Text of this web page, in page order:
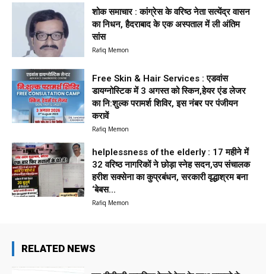
शोक समाचार : कांग्रेस के वरिष्ठ नेता सत्येंद्र वासन
का निधन, हैदराबाद के एक अस्पताल में ली अंतिम
सांस
Rafiq Memon
Free Skin & Hair Services : एडवांस
डायग्नोस्टिक में 3 अगस्त को स्किन,हेयर एंड लेजर
का नि:शुल्क परामर्श शिविर, इस नंबर पर पंजीयन
करावें
Rafiq Memon
helplessness of the elderly : 17 महीने में
32 वरिष्ठ नागरिकों ने छोड़ा स्नेह सदन,उप संचालक
हरीश सक्सेना का कुप्रबंधन, सरकारी वृद्धाश्रम बना
‘बेबस...
Rafiq Memon
RELATED NEWS